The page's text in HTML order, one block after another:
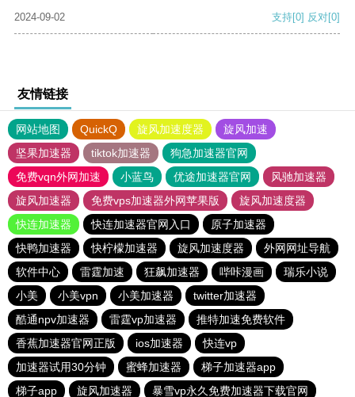
2024-09-02
支持[0] 反对[0]
友情链接
网站地图 QuickQ 旋风加速度器
旋风加速
坚果加速器
tiktok加速器
狗急加速器官网
免费vqn外网加速
小蓝鸟 优途加速器官网
风驰加速器
旋风加速器
免费vps加速器外网苹果版
旋风加速度器
快连加速器
快连加速器官网入口
原子加速器
快鸭加速器
快柠檬加速器 旋风加速度器
外网网址导航
软件中心
雷霆加速 狂飙加速器 哔咔漫画
瑞乐小说
小美
小美vpn 小美加速器
twitter加速器
酷通npv加速器
雷霆vp加速器
推特加速免费软件
香蕉加速器官网正版
ios加速器
快连vp
加速器试用30分钟
蜜蜂加速器
梯子加速器app
梯子app
旋风加速器 暴雪vp永久免费加速器下载官网